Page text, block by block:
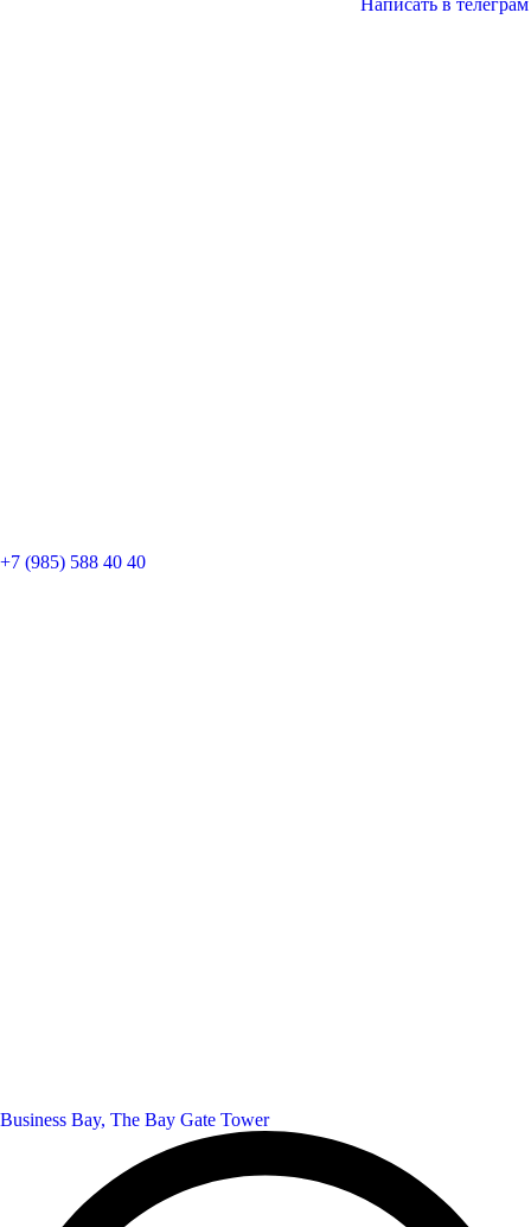
Написать в телеграм
+7 (985) 588 40 40
Business Bay, The Bay Gate Tower